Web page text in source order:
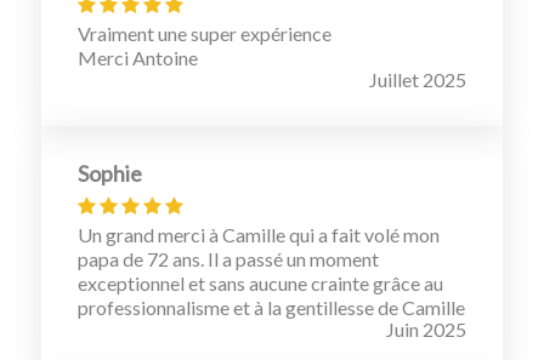
Vraiment une super expérience
Merci Antoine
Juillet 2025
Sophie
Un grand merci à Camille qui a fait volé mon
papa de 72 ans. Il a passé un moment
exceptionnel et sans aucune crainte grâce au
professionnalisme et à la gentillesse de Camille
Juin 2025